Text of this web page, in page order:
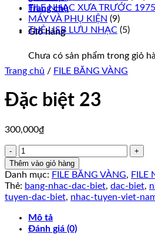
Trang chủ
Giỏ hàng
Chưa có sản phẩm trong giỏ
FILE NHẠC XƯA TRƯỚC 1975
MÁY VÀ PHỤ KIỆN (9)
THẺ USB LƯU NHẠC (5)
Trang chủ / FILE BĂNG VÀNG
Đặc biệt 23
300,000₫
Đặc
biệt
23
số
lượng
Thêm vào giỏ hàng
Danh mục: FILE BĂNG VÀNG, FILE
Thẻ: bang-nhac-dac-biet, dac-biet,
tuyen-dac-biet, nhac-tuyen-viet-
Mô tả
Đánh giá (0)